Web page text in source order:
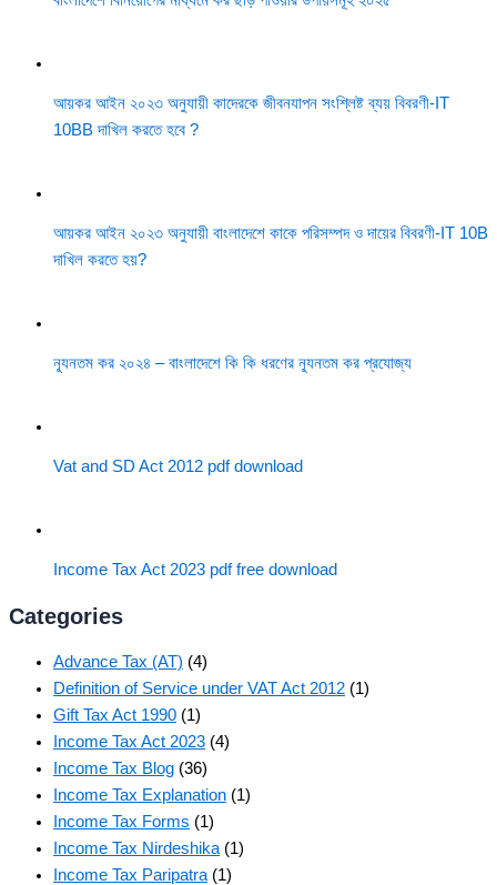
আয়কর আইন ২০২৩ অনুযায়ী কাদেরকে জীবনযাপন সংশ্লিষ্ট ব্যয় বিবরণী-IT
10BB দাখিল করতে হবে ?
আয়কর আইন ২০২৩ অনুযায়ী বাংলাদেশে কাকে পরিসম্পদ ও দায়ের বিবরণী-IT 10B
দাখিল করতে হয়?
ন্যূনতম কর ২০২৪ – বাংলাদেশে কি কি ধরণের ন্যূনতম কর প্রযোজ্য
Vat and SD Act 2012 pdf download
Income Tax Act 2023 pdf free download
Categories
Advance Tax (AT) (4)
Definition of Service under VAT Act 2012 (1)
Gift Tax Act 1990 (1)
Income Tax Act 2023 (4)
Income Tax Blog (36)
Income Tax Explanation (1)
Income Tax Forms (1)
Income Tax Nirdeshika (1)
Income Tax Paripatra (1)